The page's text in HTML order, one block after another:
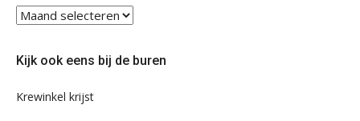
Blader
eens
ons
Kijk ook eens bij de buren
Krewinkel krijst